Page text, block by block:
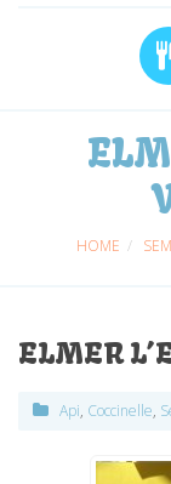
HOME
ELMER
Api, Coccinelle,